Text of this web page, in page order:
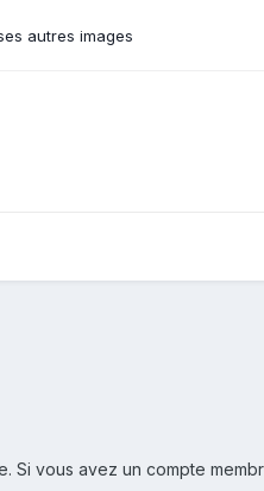
autres images
Si vous avez un compte